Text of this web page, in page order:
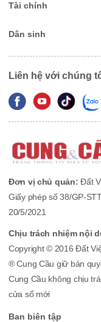
Tài chính
Dân sinh
Liên hệ với chúng
Đơn vị chủ quản: Đất
Giấy phép số 38/GP-
20/5/2021
Chịu trách nhiệm nội
Copyright © 2016 Đất
® Cung Cầu giữ bản
Cung Cầu không chịu
cửa sổ mới
Ban biên tập